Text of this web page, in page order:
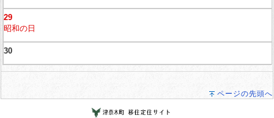
29
昭和の日
30
ページの先頭へ